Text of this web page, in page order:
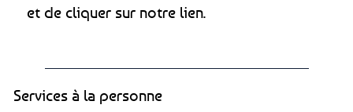
et de cliquer sur notre lien.
Services à la personne